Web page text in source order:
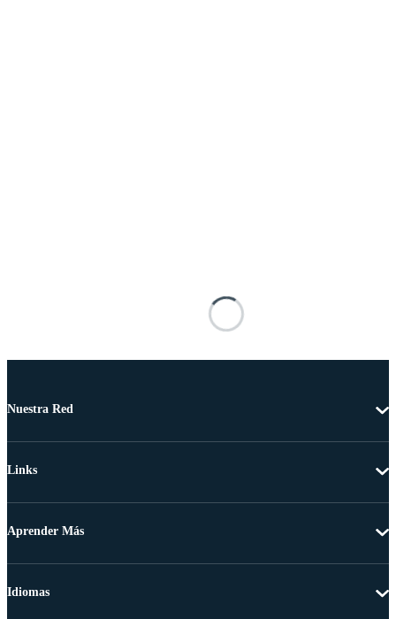
Nuestra Red
Links
Aprender Más
Idiomas